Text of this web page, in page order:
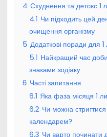
4 Схуднення та детокс 1
4.1 Чи підходить цей
очищення організму
5 Додаткові поради для
5.1 Найкращий час
знаками зодіаку
6 Часті запитання
6.1 Яка фаза місяця 1
6.2 Чи можна
календарем?
6.3 Чи варто починати